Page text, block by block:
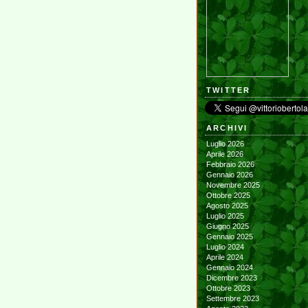
TWITTER
ARCHIVI
Luglio 2026
Aprile 2026
Febbraio 2026
Gennaio 2026
Novembre 2025
Ottobre 2025
Agosto 2025
Luglio 2025
Giugno 2025
Gennaio 2025
Luglio 2024
Aprile 2024
Gennaio 2024
Dicembre 2023
Ottobre 2023
Settembre 2023